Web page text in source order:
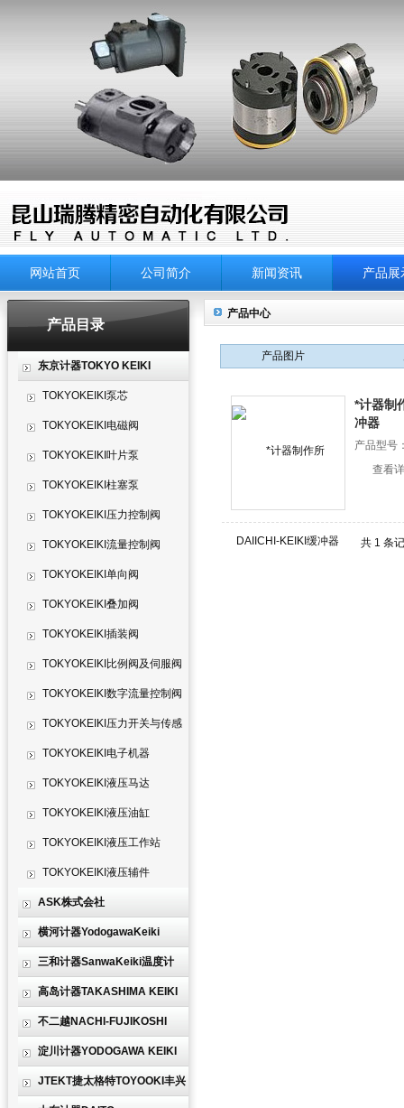
网站首页 公司简介 新闻资讯 产品展
产品目录
东京计器TOKYO KEIKI
TOKYOKEIKI泵芯
TOKYOKEIKI电磁阀
TOKYOKEIKI叶片泵
TOKYOKEIKI柱塞泵
TOKYOKEIKI压力控制阀
TOKYOKEIKI流量控制阀
TOKYOKEIKI单向阀
TOKYOKEIKI叠加阀
TOKYOKEIKI插装阀
TOKYOKEIKI比例阀及伺服阀
TOKYOKEIKI数字流量控制阀
TOKYOKEIKI压力开关与传感
器 TOKYOKEIKI电子机器
TOKYOKEIKI液压马达
TOKYOKEIKI液压油缸
TOKYOKEIKI液压工作站
TOKYOKEIKI液压辅件
ASK株式会社
横河计器YodogawaKeiki
三和计器SanwaKeiki温度计
高岛计器TAKASHIMA KEIKI
不二越NACHI-FUJIKOSHI
淀川计器YODOGAWA KEIKI
JTEKT捷太格特TOYOOKI丰兴
产品中心
产品图片
*计器制
冲器
产品型号
查看
共 1 条